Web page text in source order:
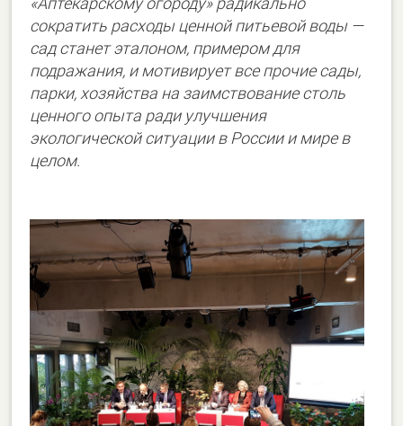
сократить расходы ценной питьевой воды —
сад станет эталоном, примером для
подражания, и мотивирует все прочие сады,
парки, хозяйства на заимствование столь
ценного опыта ради улучшения
экологической ситуации в России и мире в
целом.